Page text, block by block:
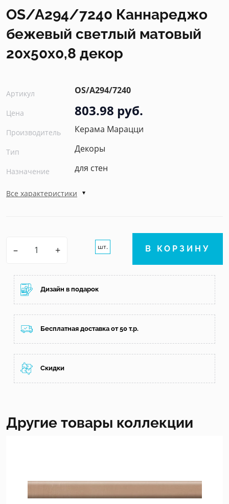
OS/A294/7240 Каннареджо
бежевый светлый матовый
20x50x0,8 декор
Артикул OS/A294/7240
Цена 803.98 руб.
Производитель Керама Марацци
Тип Декоры
Назначение для стен
Все характеристики
– + шт. В КОРЗИНУ
Дизайн в подарок
Бесплатная доставка от 50 т.р.
Скидки
Другие товары коллекции